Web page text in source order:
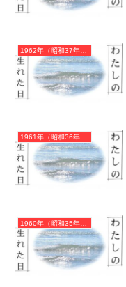
1962年（昭和37年）壬寅（みずのえとら）・寅年（とら年）カレンダー（月曜はじまり）
1961年（昭和36年）辛丑（かのとうし）・丑年（うし年）カレンダー（月曜はじまり）
1960年（昭和35年）庚子（かのえね）・子年（ねずみ年）カレンダー（月曜はじまり）